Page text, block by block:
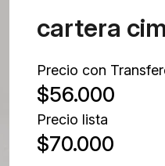
cartera
Precio con
$56.000
Precio lista
$70.000